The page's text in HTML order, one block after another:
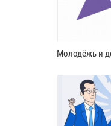
Молодёжь и